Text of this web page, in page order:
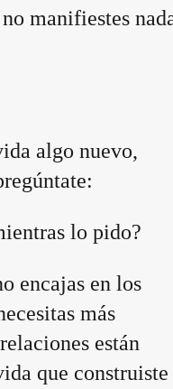
manifiestes
algo nuevo,
lo pido?
encajas en los
más
están
que construiste